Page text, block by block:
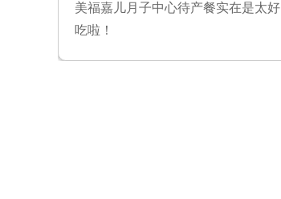
美福嘉儿月子中心待产餐实在是太好
吃啦！